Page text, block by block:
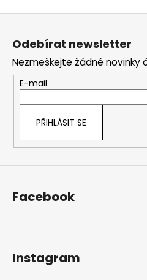
Z
Odebírat newsletter
Nezmeškejte žádné novinky
E-mail
PŘIHLÁSIT SE
Facebook
Instagram